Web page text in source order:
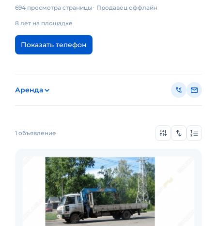
694 просмотра страницы Продавец оффлайн
8 лет на площадке
Показать телефон
Аренда
1 объявление